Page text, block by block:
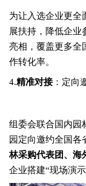
为让入选企业更全
展扶持，降低企业
亮相，覆盖更多全
作转化率。
4.精准对接：定向
组委会联合国内园
园定向邀约全国各
林采购代表团、海
企业搭建“现场演